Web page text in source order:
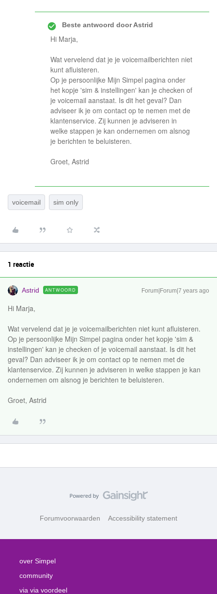
Beste antwoord doorAstrid
Hi Marja,
Wat vervelend dat je je voicemailberichten niet
kunt afluisteren.
Op je persoonlijke Mijn Simpel pagina onder
het kopje 'sim & instellingen' kan je checken of
je voicemail aanstaat. Is dit het geval? Dan
adviseer ik je om contact op te nemen met de
klantenservice. Zij kunnen je adviseren in
welke stappen je kan ondernemen om alsnog
je berichten te beluisteren.
Groet, Astrid
voicemail sim only
1 reactie
Astrid ANTWOORD Forum|Forum|7 years ago
Hi Marja,
Wat vervelend dat je je voicemailberichten niet kunt afluisteren.
Op je persoonlijke Mijn Simpel pagina onder het kopje 'sim &
instellingen' kan je checken of je voicemail aanstaat. Is dit het
geval? Dan adviseer ik je om contact op te nemen met de
klantenservice. Zij kunnen je adviseren in welke stappen je kan
ondernemen om alsnog je berichten te beluisteren.
Groet, Astrid
Forumvoorwaarden Accessibility statement
over Simpel
community
via via voordeel